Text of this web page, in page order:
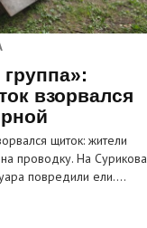
взорвался
щиток: жители
проводку. На Сурикова
повредили ели.…